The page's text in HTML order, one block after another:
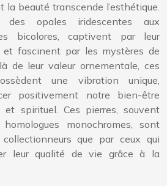
la beauté transcende l’esthétique.
des opales iridescentes aux
bicolores, captivent par leur
et fascinent par les mystères de
de leur valeur ornementale, ces
une vibration unique,
positivement notre bien-être
et spirituel. Ces pierres, souvent
monochromes, sont
que par ceux qui
leur qualité de vie grâce à la